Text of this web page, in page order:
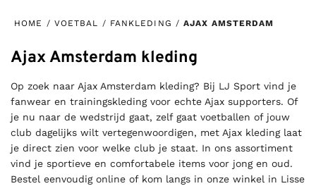
HOME / VOETBAL / FANKLEDING /AJAX AMSTERDAM
Ajax Amsterdam kleding
Op zoek naar Ajax Amsterdam kleding? Bij LJ Sport vind je
fanwear en trainingskleding voor echte Ajax supporters. Of
je nu naar de wedstrijd gaat, zelf gaat voetballen of jouw
club dagelijks wilt vertegenwoordigen, met Ajax kleding laat
je direct zien voor welke club je staat. In ons assortiment
vind je sportieve en comfortabele items voor jong en oud.
Bestel eenvoudig online of kom langs in onze winkel in Lisse